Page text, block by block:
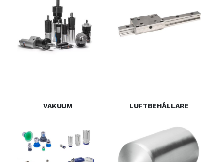
VAKUUM LUFTBEHÅLLARE